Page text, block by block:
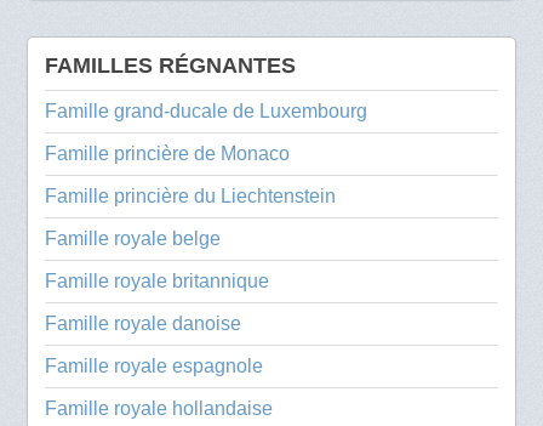
FAMILLES RÉGNANTES
Famille grand-ducale de Luxembourg
Famille princière de Monaco
Famille princière du Liechtenstein
Famille royale belge
Famille royale britannique
Famille royale danoise
Famille royale espagnole
Famille royale hollandaise